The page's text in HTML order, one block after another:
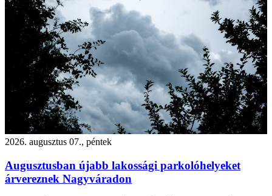
2026. augusztus 07., péntek
Augusztusban újabb lakossági parkolóhelyeket
árvereznek Nagyváradon